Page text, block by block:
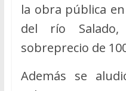
la obra pública
del río
sobreprecio de
Además se